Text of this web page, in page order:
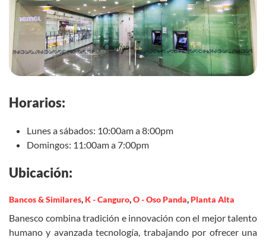
Horarios:
Lunes a sábados: 10:00am a 8:00pm
Domingos: 11:00am a 7:00pm
Ubicación:
Bancos & Similares,K - Canguro,O - Oso Panda,Planta Alta
Banesco combina tradición e innovación con el mejor talento
humano y avanzada tecnología, trabajando por ofrecer una